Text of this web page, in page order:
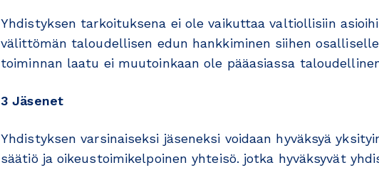
Yhdistyksen tarkoituksena ei ole vaikuttaa valtiollisiin
välittömän taloudellisen edun hankkiminen siihen
toiminnan laatu ei muutoinkaan ole pääasiassa
3 Jäsenet
Yhdistyksen varsinaiseksi jäseneksi voidaan hyväksyä
säätiö ja oikeustoimikelpoinen yhteisö. jotka hyväksyvät